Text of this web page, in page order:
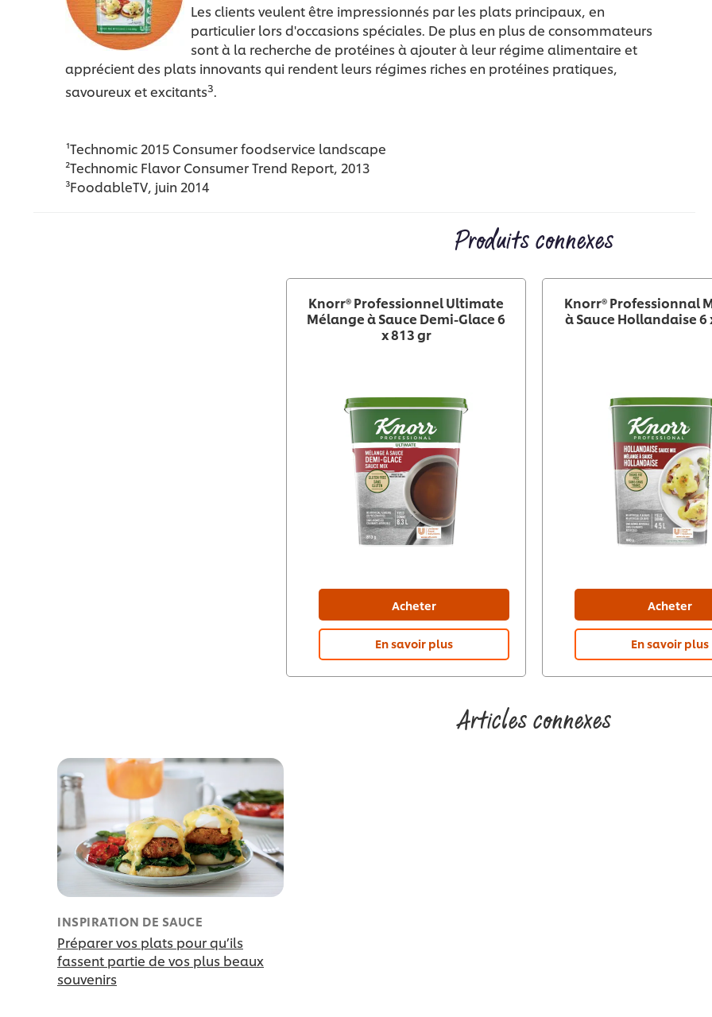
Les clients veulent être impressionnés par les plats principaux, en
particulier lors d'occasions spéciales. De plus en plus de consommateurs
sont à la recherche de protéines à ajouter à leur régime alimentaire et
apprécient des plats innovants qui rendent leurs régimes riches en protéines pratiques,
savoureux et excitants3.
¹Technomic 2015 Consumer foodservice landscape
²Technomic Flavor Consumer Trend Report, 2013
³FoodableTV, juin 2014
Produits connexes
Knorr® Professionnel Ultimate
Mélange à Sauce Demi-Glace 6
x 813 gr
Acheter
En savoir plus
Knorr® Professionnal
à Sauce Hollandaise 6
Acheter
En savoir plus
Articles connexes
INSPIRATION DE SAUCE
Préparer vos plats pour qu’ils
fassent partie de vos plus beaux
souvenirs